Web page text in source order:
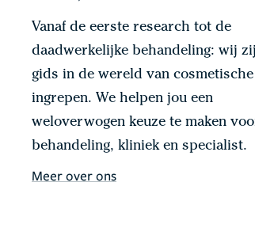
Vanaf de eerste research tot de
daadwerkelijke behandeling: wij
gids in de wereld van cosmetische
ingrepen. We helpen jou een
weloverwogen keuze te maken
behandeling, kliniek en specialist.
Meer over ons